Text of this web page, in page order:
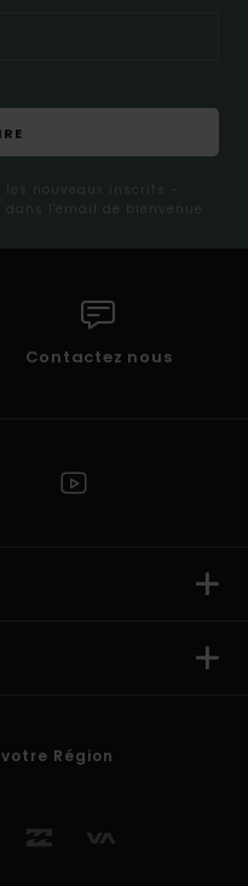
nouveaux inscrits -
l'email de bienvenue
Contactez nous
Région